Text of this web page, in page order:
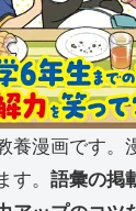
養漫画です。
す。 語彙の掲